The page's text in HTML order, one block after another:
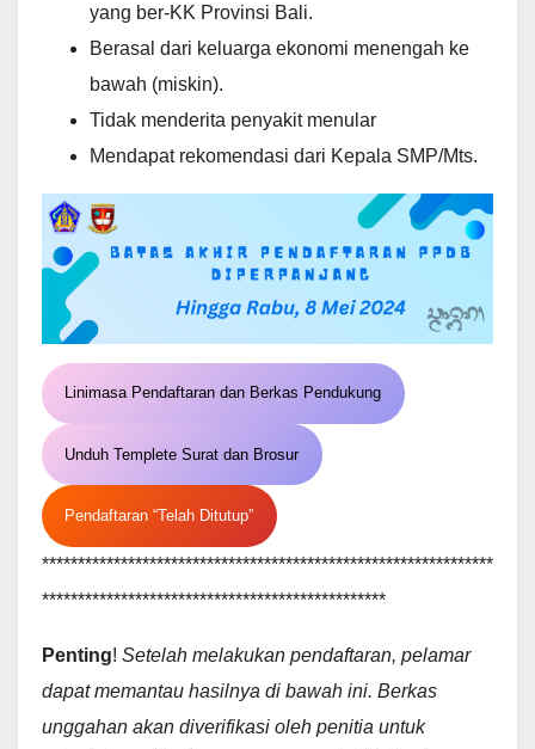
yang ber-KK Provinsi Bali.
Berasal dari keluarga ekonomi menengah ke
bawah (miskin).
Tidak menderita penyakit menular
Mendapat rekomendasi dari Kepala SMP/Mts.
Linimasa Pendaftaran dan Berkas Pendukung
Unduh Templete Surat dan Brosur
Pendaftaran “Telah Ditutup”
***************************************************************
************************************************
Penting! Setelah melakukan pendaftaran, pelamar
dapat memantau hasilnya di bawah ini. Berkas
unggahan akan diverifikasi oleh penitia untuk